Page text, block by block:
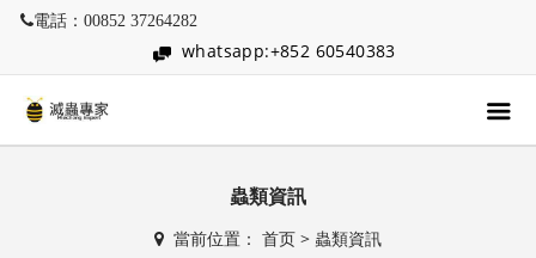
電話：00852 37264282
whatsapp:+852 60540383
蟲類資訊
當前位置： 首页> 蟲類資訊